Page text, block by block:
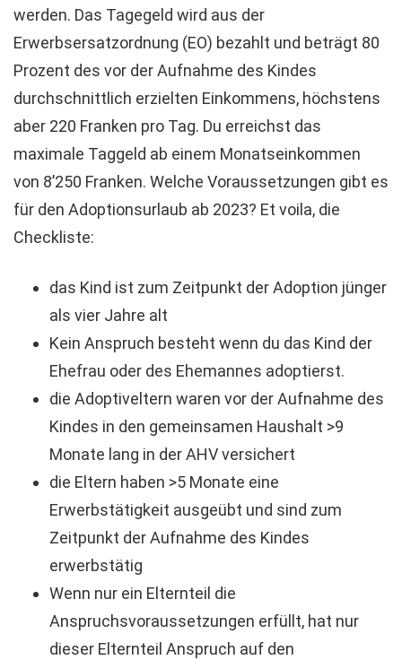
werden. Das Tagegeld wird aus der
Erwerbsersatzordnung (EO) bezahlt und beträgt 80
Prozent des vor der Aufnahme des Kindes
durchschnittlich erzielten Einkommens, höchstens
aber 220 Franken pro Tag. Du erreichst das
maximale Taggeld ab einem Monatseinkommen
von 8’250 Franken. Welche Voraussetzungen gibt es
für den Adoptionsurlaub ab 2023? Et voila, die
Checkliste:
das Kind ist zum Zeitpunkt der Adoption jünger
als vier Jahre alt
Kein Anspruch besteht wenn du das Kind der
Ehefrau oder des Ehemannes adoptierst.
die Adoptiveltern waren vor der Aufnahme des
Kindes in den gemeinsamen Haushalt >9
Monate lang in der AHV versichert
die Eltern haben >5 Monate eine
Erwerbstätigkeit ausgeübt und sind zum
Zeitpunkt der Aufnahme des Kindes
erwerbstätig
Wenn nur ein Elternteil die
Anspruchsvoraussetzungen erfüllt, hat nur
dieser Elternteil Anspruch auf den